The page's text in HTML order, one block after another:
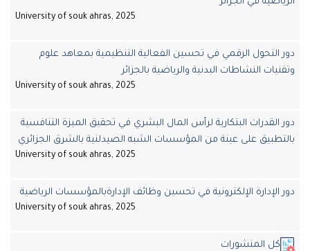
University of souk ahras, 2025
الرقمي في تحسين الفعالية التنظيمية بمعاهد علوم
النشاطات البدنية والرياضية بالجزائر
University of souk ahras, 2025
البتكارية لرأس المال البشري في تحقيق الميزة التنافسية
على عينة من المؤسسات الشبه الصيدلنية بالشرق الجزائري
University of souk ahras, 2025
الإلكترونية في تحسين وظائف الإدارةبالمؤسسات الرياضية
University of souk ahras, 2025
المنشورات